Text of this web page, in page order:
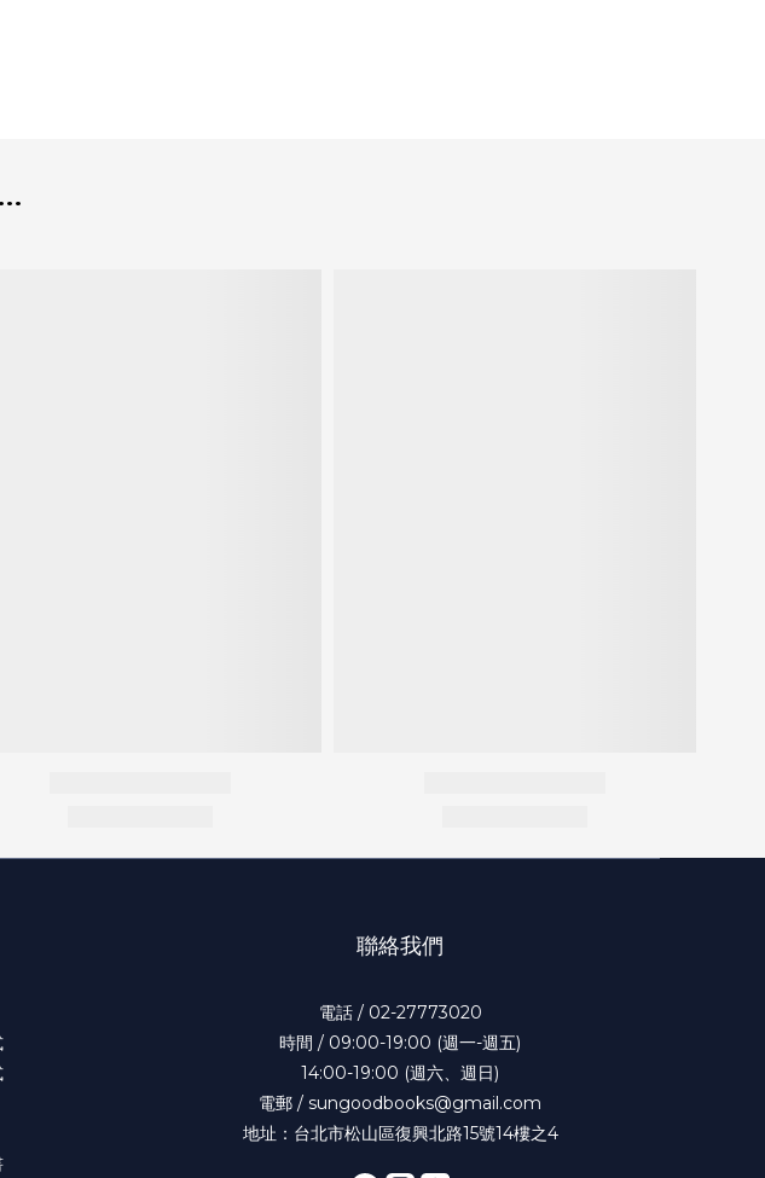
聯絡我們
電話 / 02-27773020
時間 / 09:00-19:00 (週一-週五)
14:00-19:00 (週六、週日)
電郵 / sungoodbooks@gmail.com
地址：台北市松山區復興北路15號14樓之4